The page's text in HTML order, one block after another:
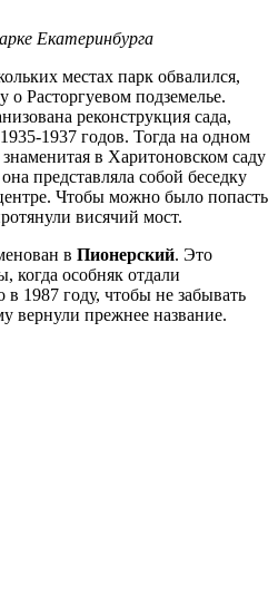
Екатеринбурга
местах парк обвалился,
о Расторгуевом подземелье.
реконструкция сада,
1937 годов. Тогда на одном
в Харитоновском саду
представляла собой беседку
Чтобы можно было попасть
висячий мост.
в Пионерский. Это
когда особняк отдали
1987 году, чтобы не забывать
вернули прежнее название.